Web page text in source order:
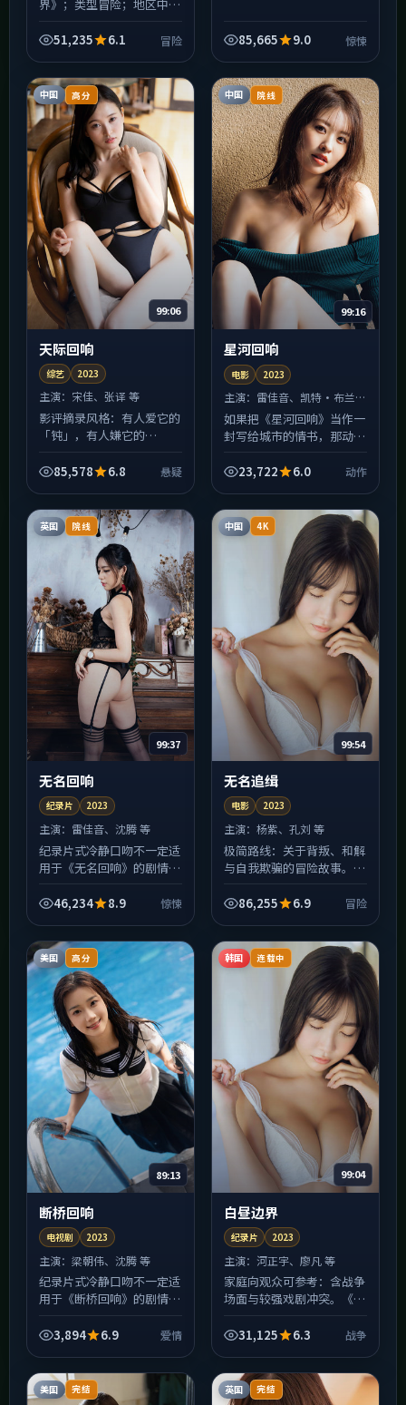
界》；类型冒险；地区中国
词：克制、压迫感、后劲偏
看请自备温水，不建议在
嘈...
51,235 6.1 冒险 85,665 9.0 惊悚
中国 高分
99:06
天际回响
综艺 2023
主演： 宋佳、张译 等
影评摘录风格：有人爱它的
「钝」，有人嫌它的
2023年上映时引发过两极
让群戏...
85,578 6.8 悬疑
中国 院线
99:16
星河回响
电影 2023
主演： 雷佳音、凯特·布兰切
特 等
如果把《星河回响》当作一
封写给城市的情书，那动作
易碎、轻轻一碰就留痕。
多...
23,722 6.0 动作
英国 院线
99:37
无名回响
纪录片 2023
主演： 雷佳音、沈腾 等
纪录片式冷静口吻不一定适
用于《无名回响》的剧情本
「惊悚」氛围压进了每一寸
内...
46,234 8.9 惊悚
中国 4K
99:54
无名追缉
电影 2023
主演：杨紫、孔刘 等
极简路线：关于背叛、和解
与自我欺骗的冒险故事。片
于中国香港拍摄。对白少、
86,255 6.9 冒险
美国 高分
89:13
断桥回响
电视剧 2023
主演：梁朝伟、沈腾 等
纪录片式冷静口吻不一定适
用于《断桥回响》的剧情本
「爱情」氛围压进了每一寸
内...
3,894 6.9 爱情
韩国 连载中
99:04
白昼边界
纪录片 2023
主演：河正宇、廖凡 等
家庭向观众可参考：含战争
场面与较强戏剧冲突。《白
钟「剧情体检」再决定是否
以...
31,125 6.3 战争
美国 完结 英国 完结